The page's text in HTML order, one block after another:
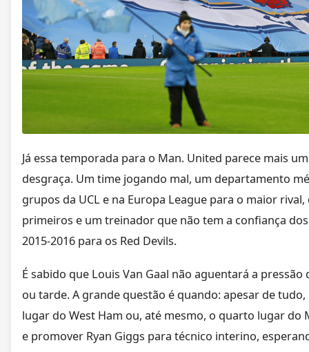
Já essa temporada para o Man. United parece mais
desgraça. Um time jogando mal, um departamento
grupos da UCL e na Europa League para o maior
primeiros e um treinador que não tem a confiança
2015-2016 para os Red Devils.
É sabido que Louis Van Gaal não aguentará a
ou tarde. A grande questão é quando: apesar de
lugar do West Ham ou, até mesmo, o quarto lugar do
e promover Ryan Giggs para técnico interino,